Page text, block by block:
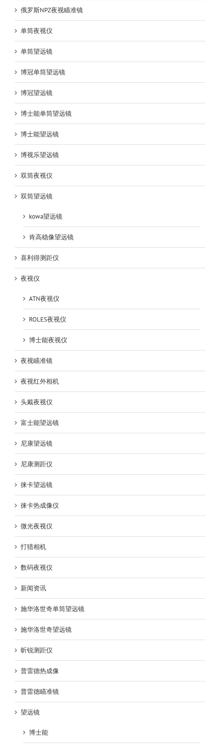
俄罗斯NPZ夜视瞄准镜
单筒夜视仪
单筒望远镜
博冠单筒望远镜
博冠望远镜
博士能单筒望远镜
博士能望远镜
博视乐望远镜
双筒夜视仪
双筒望远镜
kowa望远镜
肯高稳像望远镜
喜利得测距仪
夜视仪
ATN夜视仪
ROLES夜视仪
博士能夜视仪
夜视瞄准镜
夜视红外相机
头戴夜视仪
富士能望远镜
尼康望远镜
尼康测距仪
徕卡望远镜
徕卡热成像仪
微光夜视仪
打猎相机
数码夜视仪
新闻资讯
施华洛世奇单筒望远镜
施华洛世奇望远镜
昕锐测距仪
普雷德热成像
普雷德瞄准镜
望远镜
博士能